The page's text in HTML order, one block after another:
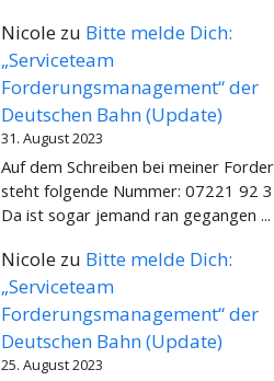
Nicole zu Bitte melde Dich:
„Serviceteam
Forderungsmanagement“ der
Deutschen Bahn (Update)
31. August 2023
Auf dem Schreiben bei meiner
steht folgende Nummer: 07221 92
Da ist sogar jemand ran gegangen ...
Nicole zu Bitte melde Dich:
„Serviceteam
Forderungsmanagement“ der
Deutschen Bahn (Update)
25. August 2023